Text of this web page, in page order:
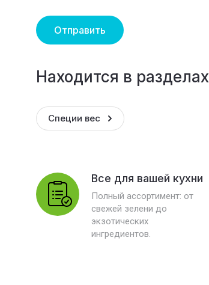
Отправить
Находится в разделах
Специи вес
Все для вашей кухни
Полный ассортимент: от
свежей зелени до
экзотических
ингредиентов.